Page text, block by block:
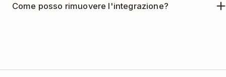
Clicca sull'icona del menunell'angolo in alto
Contatta l'assistenza di Clockify.
Come posso rimuovere l'integrazione?